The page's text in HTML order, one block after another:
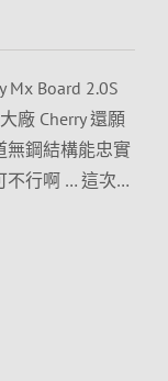
Board 2.0S
廠 Cherry 還願
無鋼結構能忠實
不行啊 … 這次…